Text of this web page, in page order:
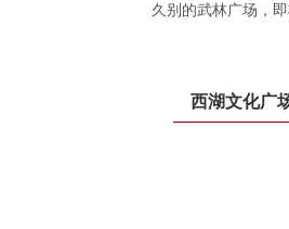
久别的武林广场，
西湖文化广